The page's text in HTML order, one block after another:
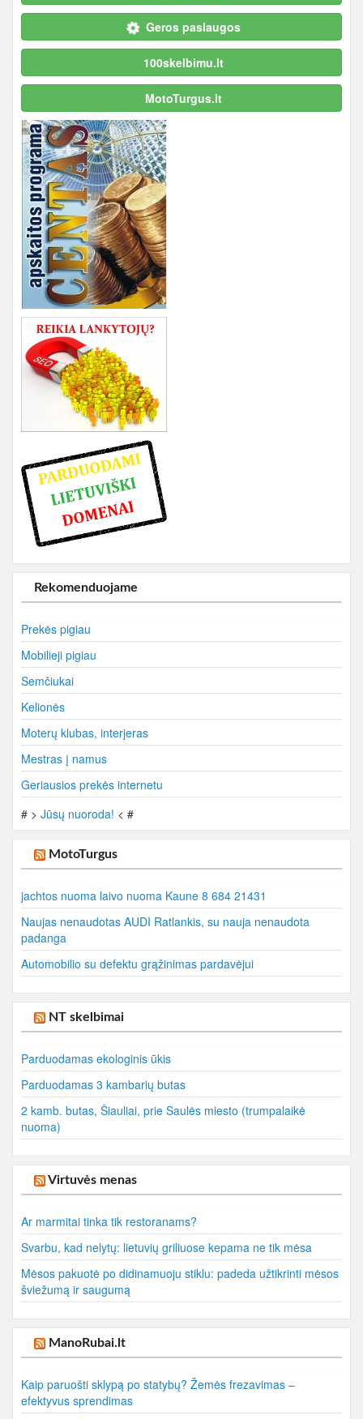
Geros paslaugos
100skelbimu.lt
MotoTurgus.lt
Rekomenduojame
Prekės pigiau
Mobilieji pigiau
Semčiukai
Kelionės
Moterų klubas, interjeras
Mestras į namus
Geriausios prekės internetu
# > Jūsų nuoroda! < #
MotoTurgus
jachtos nuoma laivo nuoma Kaune 8 684 21431
Naujas nenaudotas AUDI Ratlankis, su nauja nenaudota
padanga
Automobilio su defektu grąžinimas pardavėjui
NT skelbimai
Parduodamas ekologinis ūkis
Parduodamas 3 kambarių butas
2 kamb. butas, Šiauliai, prie Saulės miesto (trumpalaikė
nuoma)
Virtuvės menas
Ar marmitai tinka tik restoranams?
Svarbu, kad nelytų: lietuvių griliuose kepama ne tik mėsa
Mėsos pakuotė po didinamuoju stiklu: padeda užtikrinti mėsos
šviežumą ir saugumą
ManoRubai.lt
Kaip paruošti sklypą po statybų? Žemės frezavimas –
efektyvus sprendimas